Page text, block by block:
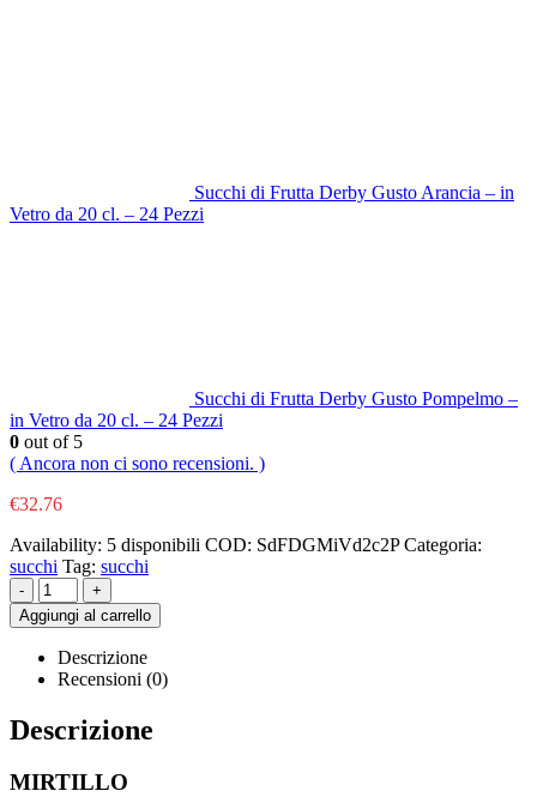
Succhi di Frutta Derby Gusto Arancia – in
Vetro da 20 cl. – 24 Pezzi
Succhi di Frutta Derby Gusto Pompelmo –
in Vetro da 20 cl. – 24 Pezzi
0 out of 5
( Ancora non ci sono recensioni. )
€32.76
Availability: 5 disponibili COD: SdFDGMiVd2c2P Categoria:
succhi Tag: succhi
-
+
Aggiungi al carrello
Descrizione
Recensioni (0)
Descrizione
MIRTILLO